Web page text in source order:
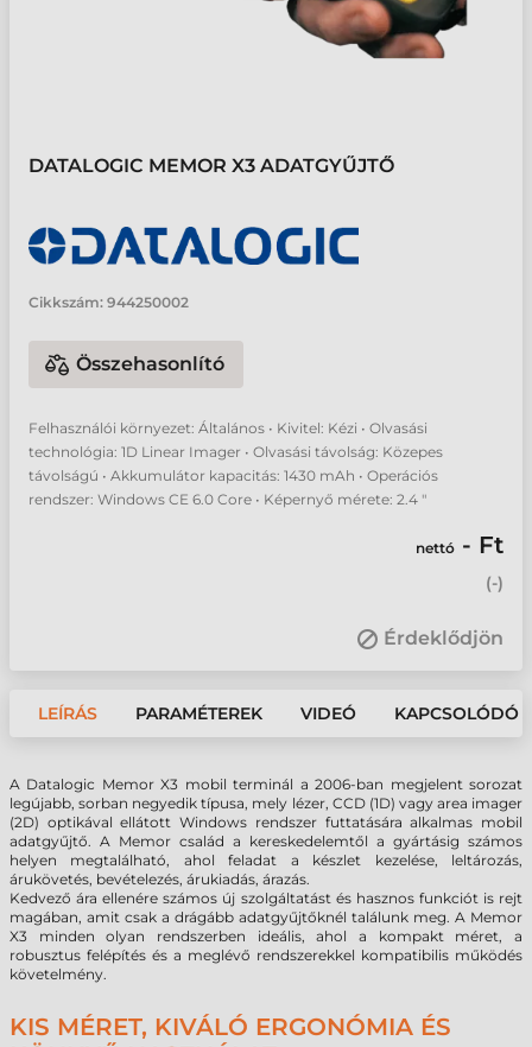
DATALOGIC MEMOR X3 ADATGYŰJTŐ
Cikkszám: 944250002
Összehasonlító
Felhasználói környezet: Általános • Kivitel: Kézi • Olvasási
technológia: 1D Linear Imager • Olvasási távolság: Közepes
távolságú • Akkumulátor kapacitás: 1430 mAh • Operációs
rendszer: Windows CE 6.0 Core • Képernyő mérete: 2.4 "
nettó - Ft
(-)
Érdeklődjön
LEÍRÁS PARAMÉTEREK VIDEÓ KAPCSOLÓDÓ
A Datalogic Memor X3 mobil terminál a 2006-ban megjelent sorozat
legújabb, sorban negyedik típusa, mely lézer, CCD (1D) vagy area imager
(2D) optikával ellátott Windows rendszer futtatására alkalmas mobil
adatgyűjtő. A Memor család a kereskedelemtől a gyártásig számos
helyen megtalálható, ahol feladat a készlet kezelése, leltározás,
árukövetés, bevételezés, árukiadás, árazás.
Kedvező ára ellenére számos új szolgáltatást és hasznos funkciót is rejt
magában, amit csak a drágább adatgyűjtőknél találunk meg. A Memor
X3 minden olyan rendszerben ideális, ahol a kompakt méret, a
robusztus felépítés és a meglévő rendszerekkel kompatibilis működés
követelmény.
KIS MÉRET, KIVÁLÓ ERGONÓMIA ÉS